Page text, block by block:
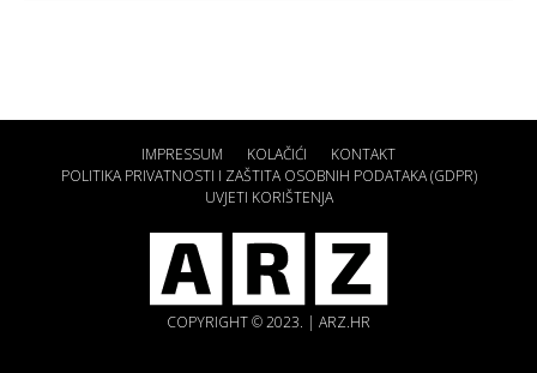
IMPRESSUM KOLAČIĆI
KONTAKT
POLITIKA PRIVATNOSTI I ZAŠTITA OSOBNIH PODATAKA (GDPR)
UVJETI KORIŠTENJA
COPYRIGHT © 2023. | ARZ.HR